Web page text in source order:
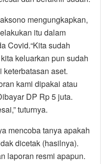
mengungkapkan,
itu dalam
Covid.“Kita sudah
keluarkan pun sudah
aset.
kami dipakai atau
DP Rp 5 juta.
tuturnya.
mencoba tanya apakah
dicetak (hasilnya).
laporan resmi apapun.